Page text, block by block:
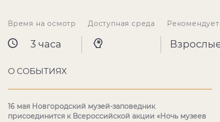
Время на осмотр
3 часа
Доступная среда
О СОБЫТИЯХ
16 мая Новгородский музей-заповедник
присоединится к Всероссийской акции «Ночь музеев